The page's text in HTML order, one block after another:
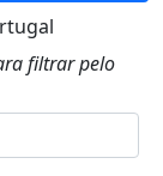
filtrar pelo